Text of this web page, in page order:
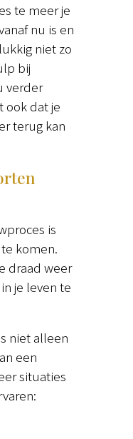
te meer je
nu is en
niet zo
bij
verder
ook dat je
terug kan
is
komen.
draad weer
je leven te
niet alleen
een
situaties